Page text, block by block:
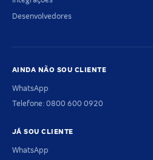
Desenvolvedores
AINDA NÃO SOU CLIENTE
WhatsApp
Telefone: 0800 600 0920
JÁ SOU CLIENTE
WhatsApp